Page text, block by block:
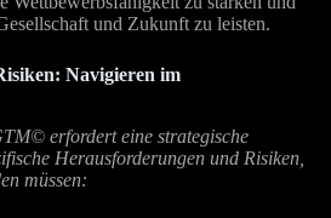
und Zukunft zu leisten.
Navigieren im
erfordert eine strategische
Herausforderungen und Risiken,
müssen: